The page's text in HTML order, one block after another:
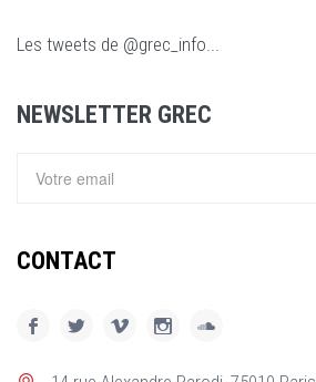
Les tweets de @grec_info...
NEWSLETTER GREC
CONTACT